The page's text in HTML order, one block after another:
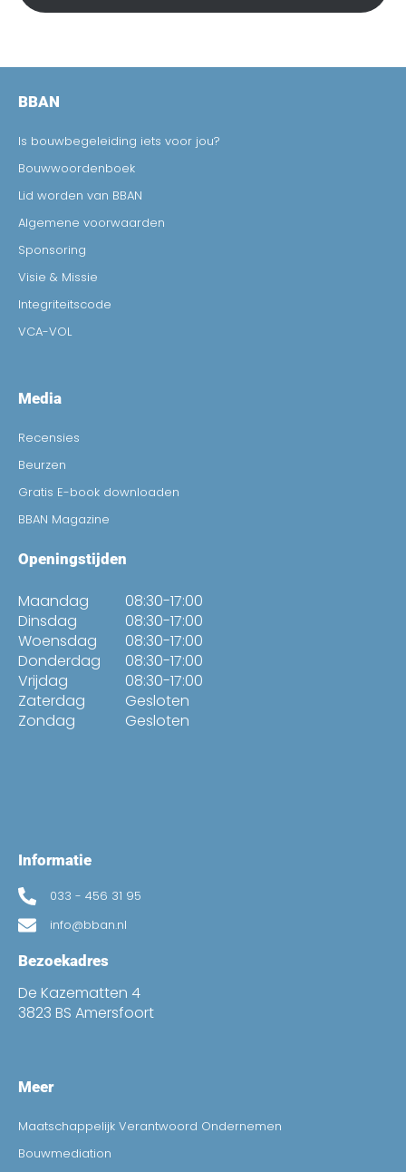
BBAN
Is bouwbegeleiding iets voor jou?
Bouwwoordenboek
Lid worden van BBAN
Algemene voorwaarden
Sponsoring
Visie & Missie
Integriteitscode
VCA-VOL
Media
Recensies
Beurzen
Gratis E-book downloaden
BBAN Magazine
Openingstijden
Maandag
Dinsdag
Woensdag
Donderdag
Vrijdag
Zaterdag
Zondag
08:30-17:00
08:30-17:00
08:30-17:00
08:30-17:00
08:30-17:00
Gesloten
Gesloten
Informatie
033 - 456 31 95
info@bban.nl
Bezoekadres
De Kazematten 4
3823 BS Amersfoort
Meer
Maatschappelijk Verantwoord Ondernemen
Bouwmediation